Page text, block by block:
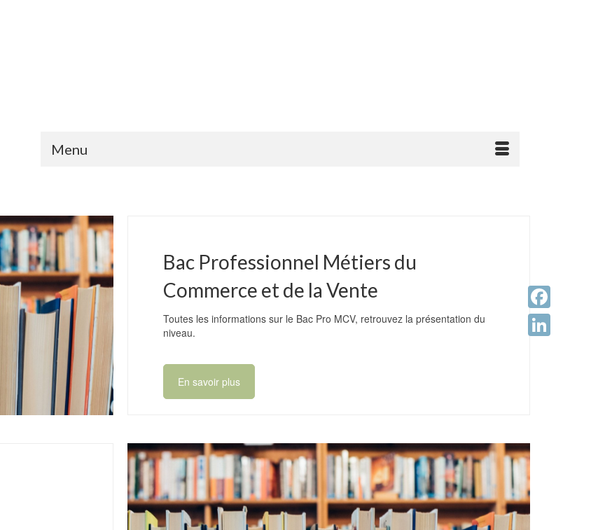
Menu
Bac Professionnel Métiers du
Commerce et de la Vente
Toutes les informations sur le Bac Pro MCV, retrouvez la présentation du
niveau.
En savoir plus
Facebook